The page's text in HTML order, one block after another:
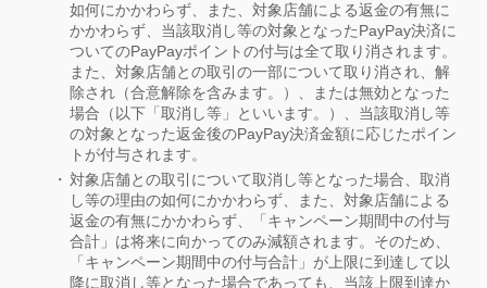
如何にかかわらず、また、対象店舗による返金の有無に
かかわらず、当該取消し等の対象となったPayPay決済に
ついてのPayPayポイントの付与は全て取り消されます。
また、対象店舗との取引の一部について取り消され、解
除され（合意解除を含みます。）、または無効となった
場合（以下「取消し等」といいます。）、当該取消し等
の対象となった返金後のPayPay決済金額に応じたポイン
トが付与されます。
対象店舗との取引について取消し等となった場合、取消
し等の理由の如何にかかわらず、また、対象店舗による
返金の有無にかかわらず、「キャンペーン期間中の付与
合計」は将来に向かってのみ減額されます。そのため、
「キャンペーン期間中の付与合計」が上限に到達して以
降に取消し等となった場合であっても、当該上限到達か